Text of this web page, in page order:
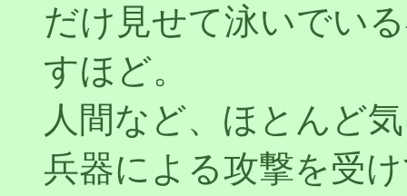
だけ見せて泳いでい
すほど。
人間など、ほとんど
兵器による攻撃を受